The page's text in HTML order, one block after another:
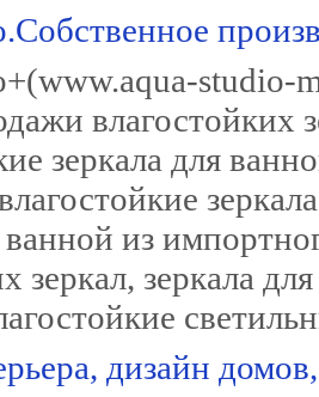
studio-
влагостойких
зеркала для
ванной из
зеркал, зеркала
дизайн